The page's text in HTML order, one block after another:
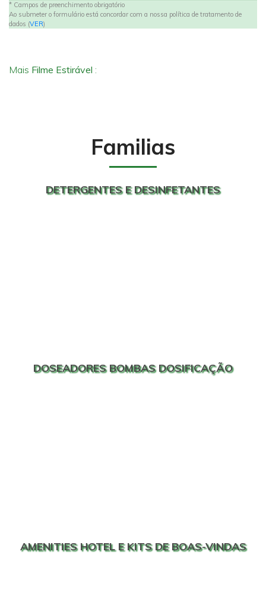
* Campos de preenchimento obrigatório
Ao submeter o formulário está concordar com a nossa política de tratamento de
dados (VER)
Mais Filme Estirável :
Familias
DETERGENTES E DESINFETANTES
DOSEADORES BOMBAS DOSIFICAÇÃO
AMENITIES HOTEL E KITS DE BOAS-VINDAS